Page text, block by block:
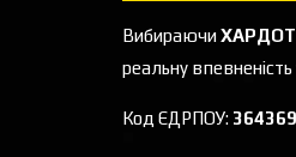
Вибираючи
реальну впевненість
Код ЄДРПОУ: